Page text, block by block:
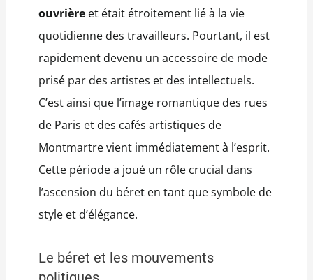
ouvrièreet était étroitement lié à la vie
quotidienne des travailleurs. Pourtant, il est
rapidement devenu un accessoire de mode
prisé par des artistes et des intellectuels.
C’est ainsi que l’image romantique des rues
de Paris et des cafés artistiques de
Montmartre vient immédiatement à l’esprit.
Cette période a joué un rôle crucial dans
l’ascension du béret en tant que symbole de
style et d’élégance.
Le béret et les mouvements